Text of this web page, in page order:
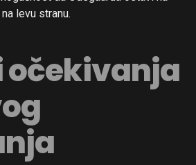
levu stranu.
očekivanja